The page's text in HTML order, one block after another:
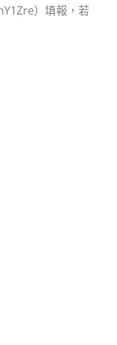
）填報，若